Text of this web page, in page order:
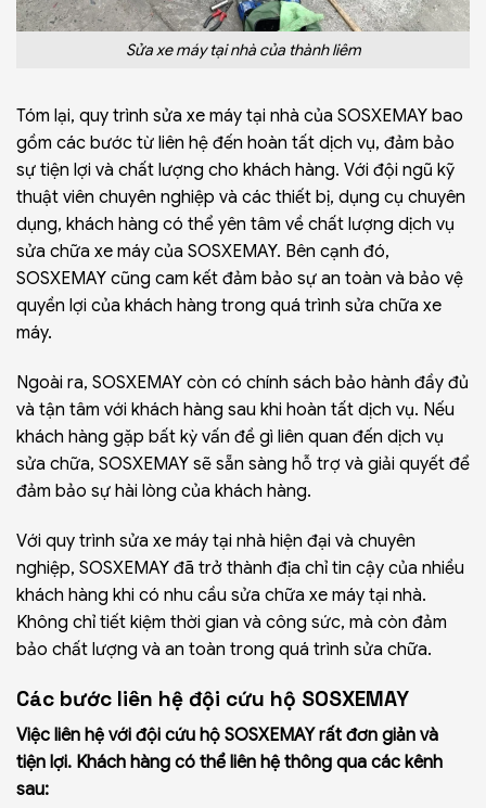
Sửa xe máy tại nhà của thành liêm
Tóm lại, quy trình sửa xe máy tại nhà của SOSXEMAY bao
gồm các bước từ liên hệ đến hoàn tất dịch vụ, đảm bảo
sự tiện lợi và chất lượng cho khách hàng. Với đội ngũ kỹ
thuật viên chuyên nghiệp và các thiết bị, dụng cụ chuyên
dụng, khách hàng có thể yên tâm về chất lượng dịch vụ
sửa chữa xe máy của SOSXEMAY. Bên cạnh đó,
SOSXEMAY cũng cam kết đảm bảo sự an toàn và bảo vệ
quyền lợi của khách hàng trong quá trình sửa chữa xe
máy.
Ngoài ra, SOSXEMAY còn có chính sách bảo hành đầy đủ
và tận tâm với khách hàng sau khi hoàn tất dịch vụ. Nếu
khách hàng gặp bất kỳ vấn đề gì liên quan đến dịch vụ
sửa chữa, SOSXEMAY sẽ sẵn sàng hỗ trợ và giải quyết để
đảm bảo sự hài lòng của khách hàng.
Với quy trình sửa xe máy tại nhà hiện đại và chuyên
nghiệp, SOSXEMAY đã trở thành địa chỉ tin cậy của nhiều
khách hàng khi có nhu cầu sửa chữa xe máy tại nhà.
Không chỉ tiết kiệm thời gian và công sức, mà còn đảm
bảo chất lượng và an toàn trong quá trình sửa chữa.
Các bước liên hệ đội cứu hộ SOSXEMAY
Việc liên hệ với đội cứu hộ SOSXEMAY rất đơn giản và
tiện lợi. Khách hàng có thể liên hệ thông qua các kênh
sau: